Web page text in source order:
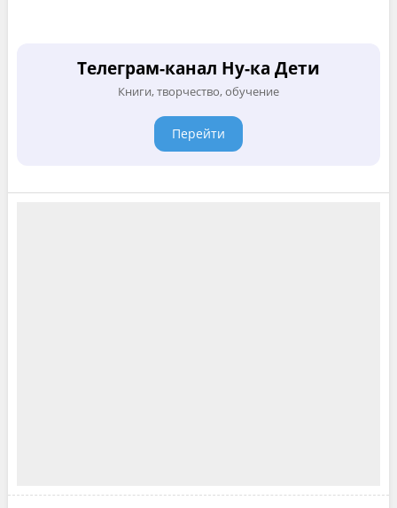
Телеграм-канал Ну-ка Дети
Книги, творчество, обучение
Перейти